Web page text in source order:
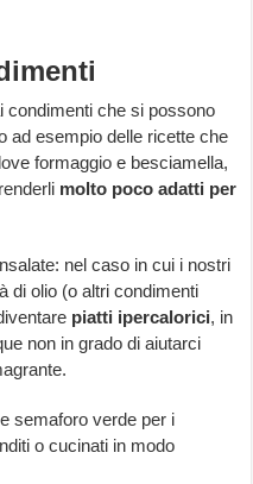
condimenti che si possono
ad esempio delle ricette che
formaggio e besciamella,
molto poco adatti per
nel caso in cui i nostri
di olio (o altri condimenti
piatti ipercalorici, in
non in grado di aiutarci
semaforo verde per i
o cucinati in modo